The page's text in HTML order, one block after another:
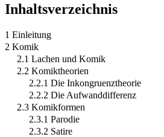
Inhaltsverzeichnis
1 Einleitung
2 Komik
2.1 Lachen und Komik
2.2 Komiktheorien
2.2.1 Die Inkongruenztheorie
2.2.2 Die Aufwanddifferenz
2.3 Komikformen
2.3.1 Parodie
2.3.2 Satire